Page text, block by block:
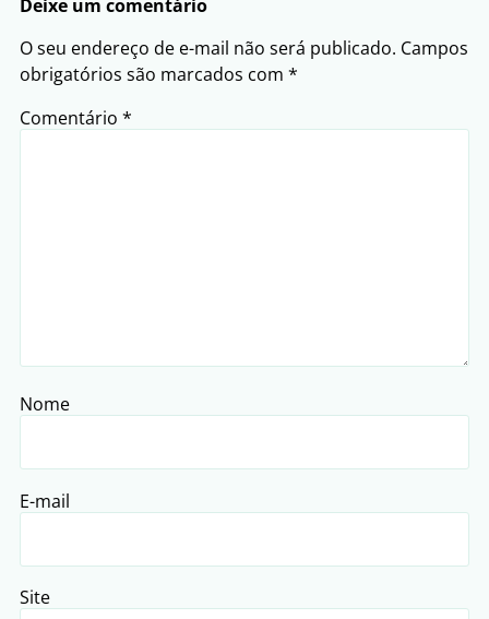
Deixe um comentário
O seu endereço de e-mail não será publicado. Campos
obrigatórios são marcados com *
Comentário *
Nome
E-mail
Site